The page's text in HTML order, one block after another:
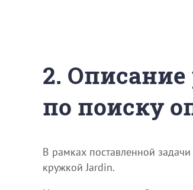
2. Описание
по поиску
В рамках поставленной
кружкой Jardin.